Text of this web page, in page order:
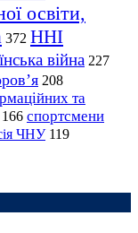
освіти,
372 ННІ
війна 227
208
та
166 спортсмени
ЧНУ 119